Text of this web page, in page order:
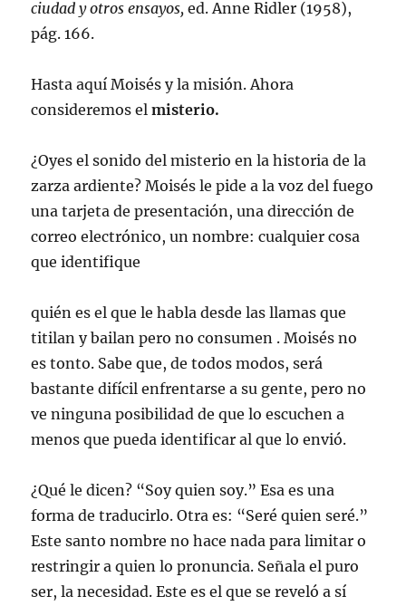
ciudad y otros ensayos, ed. Anne Ridler (1958),
pág. 166.
Hasta aquí Moisés y la misión. Ahora
consideremos elmisterio.
¿Oyes el sonido del misterio en la historia de la
zarza ardiente? Moisés le pide a la voz del fuego
una tarjeta de presentación, una dirección de
correo electrónico, un nombre: cualquier cosa
que identifique
quién es el que le habla desde las llamas que
titilan y bailan pero no consumen . Moisés no
es tonto. Sabe que, de todos modos, será
bastante difícil enfrentarse a su gente, pero no
ve ninguna posibilidad de que lo escuchen a
menos que pueda identificar al que lo envió.
¿Qué le dicen? “Soy quien soy.” Esa es una
forma de traducirlo. Otra es: “Seré quien seré.”
Este santo nombre no hace nada para limitar o
restringir a quien lo pronuncia. Señala el puro
ser, la necesidad. Este es el que se reveló a sí